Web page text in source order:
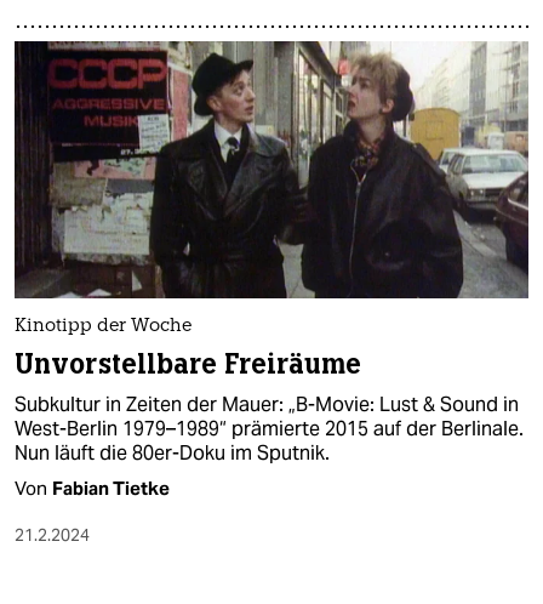
Kinotipp der Woche
Unvorstellbare Freiräume
Subkultur in Zeiten der Mauer: „B-Movie: Lust & Sound in
West-Berlin 1979–1989“ prämierte 2015 auf der Berlinale.
Nun läuft die 80er-Doku im Sputnik.
Von Fabian Tietke
21.2.2024